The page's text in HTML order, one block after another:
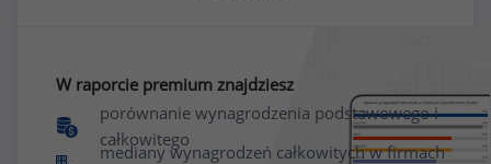
W raporcie premium znajdziesz
porównanie wynagrodzenia podstawowego i
całkowitego
mediany wynagrodzeń całkowitych w firmach